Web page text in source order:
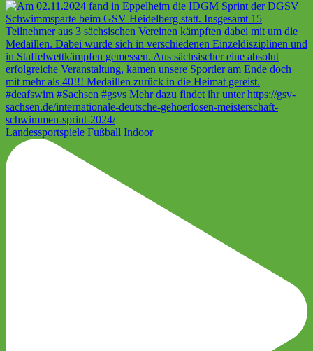
Landessportspiele Fußball Indoor